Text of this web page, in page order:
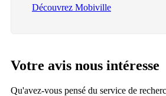
Découvrez Mobiville
Votre avis nous intéresse
Qu'avez-vous pensé du service de